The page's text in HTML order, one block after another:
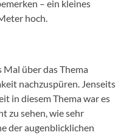
– ein kleines
hoch.
über das Thema
nachzuspüren. Jenseits
in diesem Thema war es
zu sehen, wie sehr
der augenblicklichen